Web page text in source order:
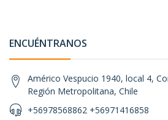
ENCUÉNTRANOS
Américo Vespucio 1940, local 4,
Región Metropolitana, Chile
+56978568862 +56971416858